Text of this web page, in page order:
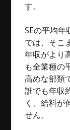
す。
SEの平均
では、そこ
年収がより
も全業種の
高めな部類
誰でも年収
く、給料が
せん。